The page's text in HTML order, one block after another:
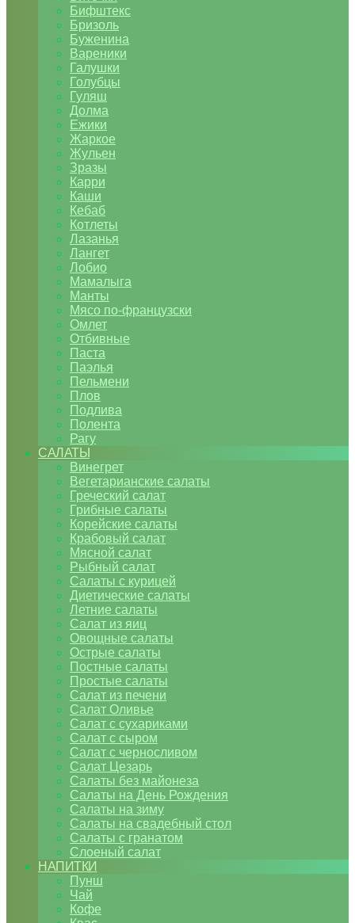
Бифштекс
Бризоль
Буженина
Вареники
Галушки
Голубцы
Гуляш
Долма
Ежики
Жаркое
Жульен
Зразы
Карри
Каши
Кебаб
Котлеты
Лазанья
Лангет
Лобио
Мамалыга
Манты
Мясо по-французски
Омлет
Отбивные
Паста
Паэлья
Пельмени
Плов
Подлива
Полента
Рагу
САЛАТЫ
Винегрет
Вегетарианские салаты
Греческий салат
Грибные салаты
Корейские салаты
Крабовый салат
Мясной салат
Рыбный салат
Салаты с курицей
Диетические салаты
Летние салаты
Салат из яиц
Овощные салаты
Острые салаты
Постные салаты
Простые салаты
Салат из печени
Салат Оливье
Салат с сухариками
Салат с сыром
Салат с черносливом
Салат Цезарь
Салаты без майонеза
Салаты на День Рождения
Салаты на зиму
Салаты на свадебный стол
Салаты с гранатом
Слоеный салат
НАПИТКИ
Пунш
Чай
Кофе